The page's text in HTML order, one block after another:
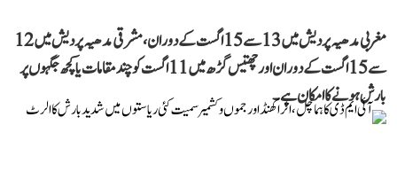
مغربی مدھیہ پردیش میں 13 سے 15 اگست کے دوران، مشرقی مدھیہ پردیش میں 12
سے 15 اگست کے دوران اور چھتیس گڑھ میں 11 اگست کو چند مقامات یا کچھ جگہوں پر
بارش ہونے کا امکان ہے۔